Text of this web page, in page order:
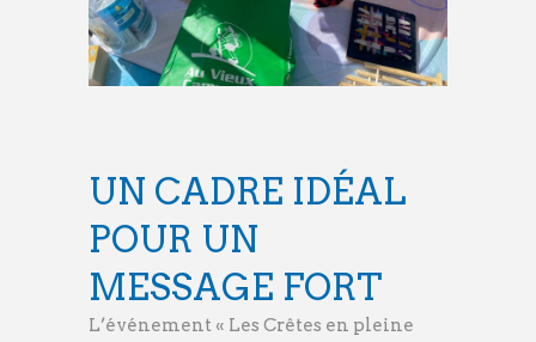
UN CADRE IDÉAL
POUR UN
MESSAGE FORT
L’événement « Les Crêtes en pleine